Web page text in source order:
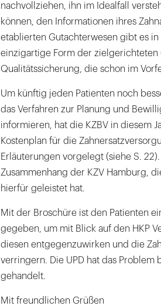
nachvollziehen, ihn im Idealfall
können, den Informationen ihres
etablierten Gutachterwesen gibt es
einzigartige Form der zielgerichteten
Qualitätssicherung, die schon im
Um künftig jeden Patienten noch
das Verfahren zur Planung und
informieren, hat die KZBV in diesem
Kostenplan für die
Erläuterungen vorgelegt (siehe S.
Zusammenhang der KZV Hamburg,
hierfür geleistet hat.
Mit der Broschüre ist den Patienten
gegeben, um mit Blick auf den HKP
diesen entgegenzuwirken und die
verringern. Die UPD hat das Problem
gehandelt.
Mit freundlichen Grüßen